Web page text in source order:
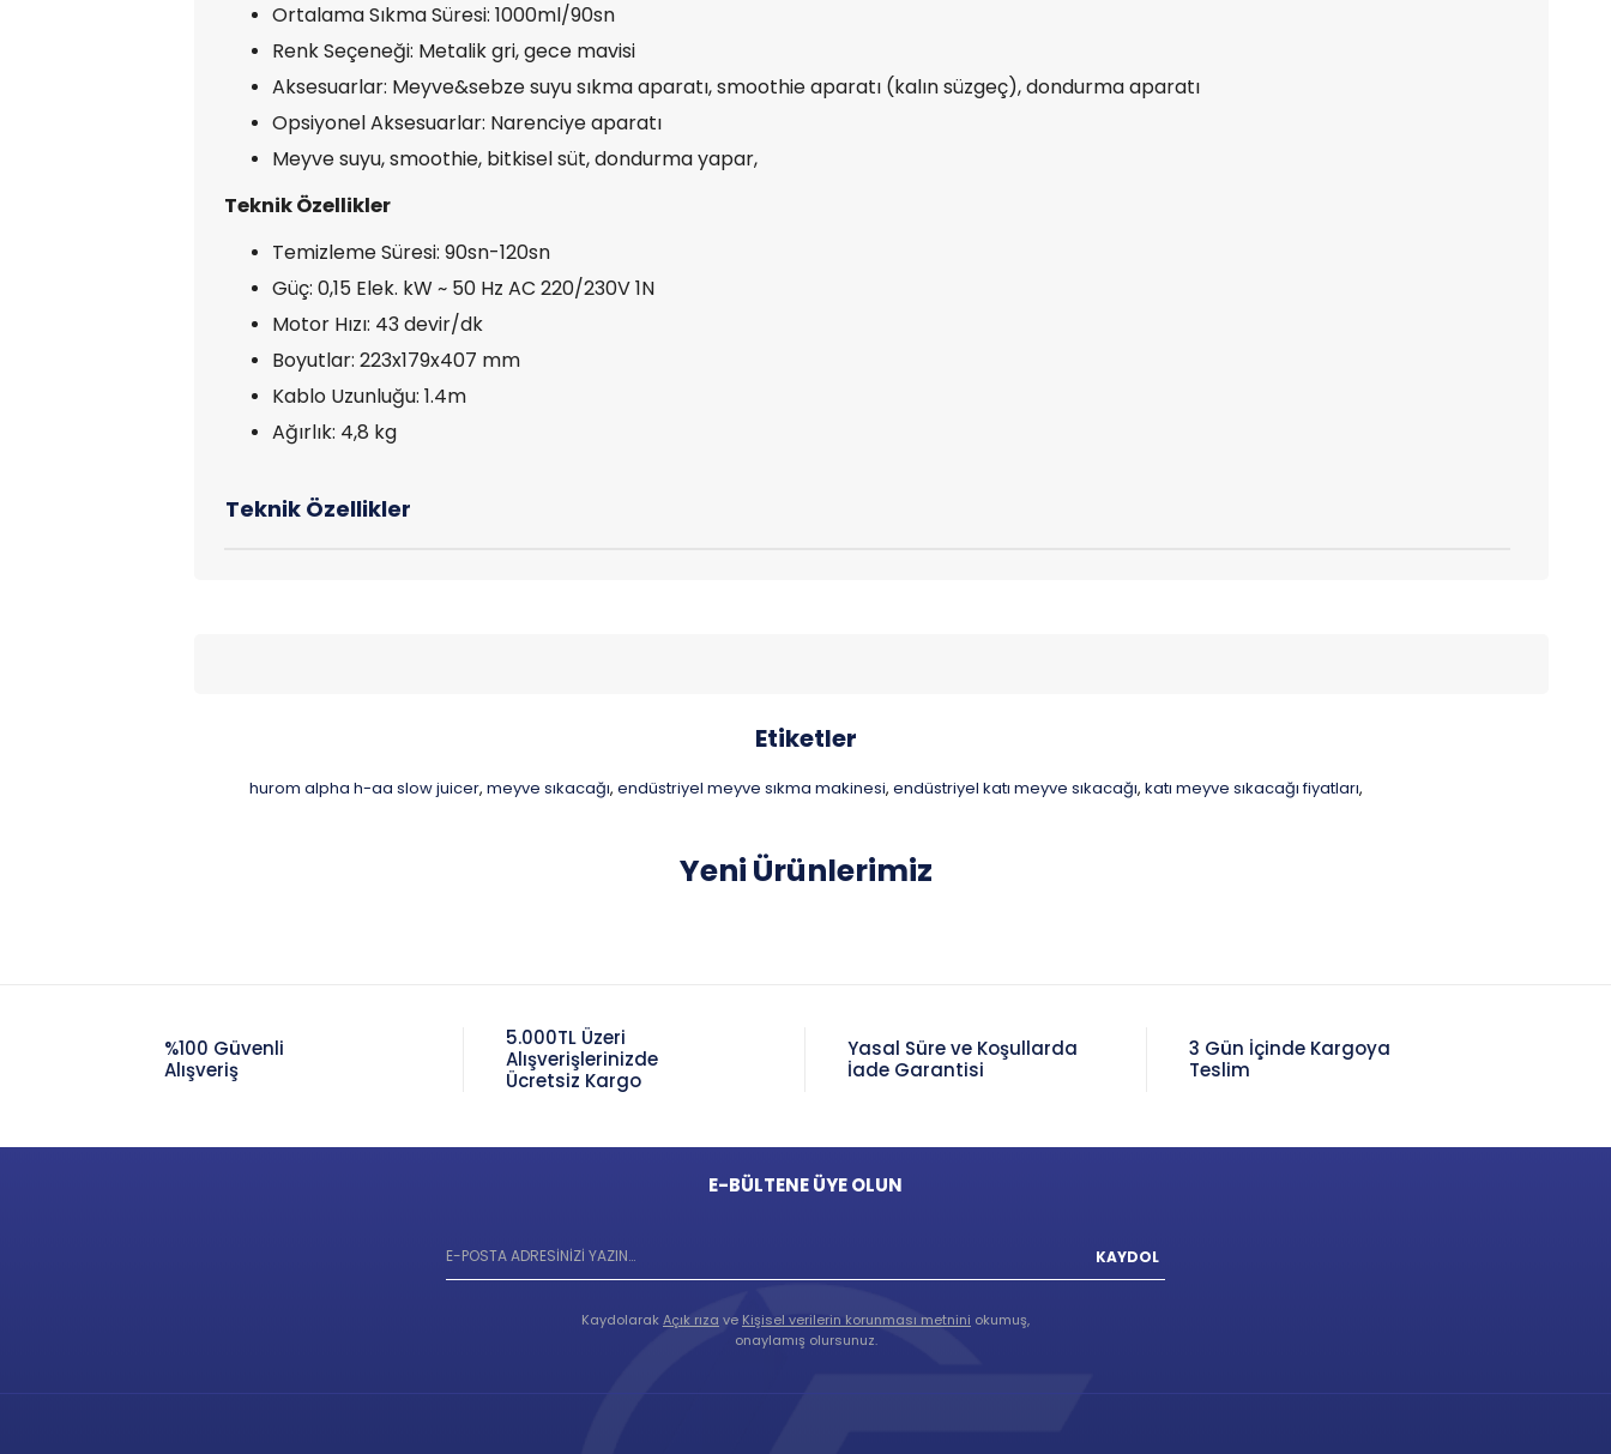
Ortalama Sıkma Süresi: 1000ml/90sn
Renk Seçeneği: Metalik gri, gece mavisi
Aksesuarlar: Meyve&sebze suyu sıkma aparatı, smoothie aparatı (kalın süzgeç), dondurma aparatı
Opsiyonel Aksesuarlar: Narenciye aparatı
Meyve suyu, smoothie, bitkisel süt, dondurma yapar,
Teknik Özellikler
Temizleme Süresi: 90sn-120sn
Güç: 0,15 Elek. kW ~ 50 Hz AC 220/230V 1N
Motor Hızı: 43 devir/dk
Boyutlar: 223x179x407 mm
Kablo Uzunluğu: 1.4m
Ağırlık: 4,8 kg
Etiketler
hurom alpha h-aa slow juicer, meyve sıkacağı, endüstriyel meyve sıkma makinesi, endüstriyel katı meyve sıkacağı, katı meyve sıkacağı fiyatları,
Yeni Ürünlerimiz
%100 Güvenli
Alışveriş
5.000TL Üzeri
Alışverişlerinizde
Ücretsiz Kargo
Yasal Süre ve Koşullarda
İade Garantisi
3 Gün İçinde Kargoya
Teslim
E-BÜLTENE ÜYE OLUN
KAYDOL
KaydolarakAçık rıza ve Kişisel verilerin korunması metnini okumuş,
onaylamış olursunuz.